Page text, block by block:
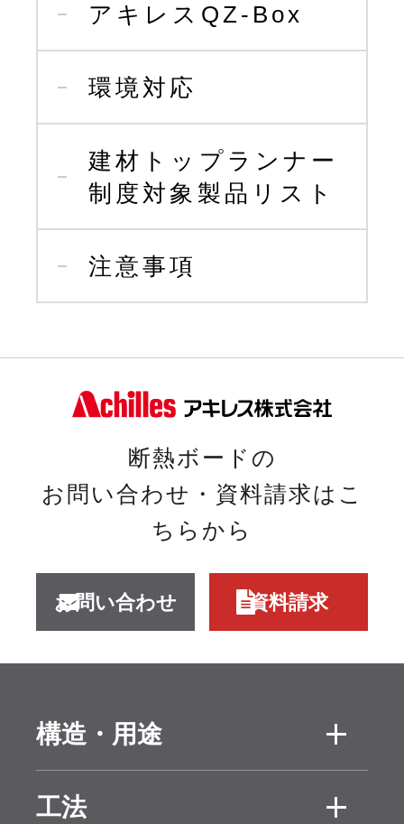
アキレスQZ-Box
環境対応
建材トップランナー
制度 対象製品リスト
注意事項
断熱ボードの
お問い合わせ・資料請求はこ
ちらから
お問い合わせ 資料請求
構造・用途
木造
工法